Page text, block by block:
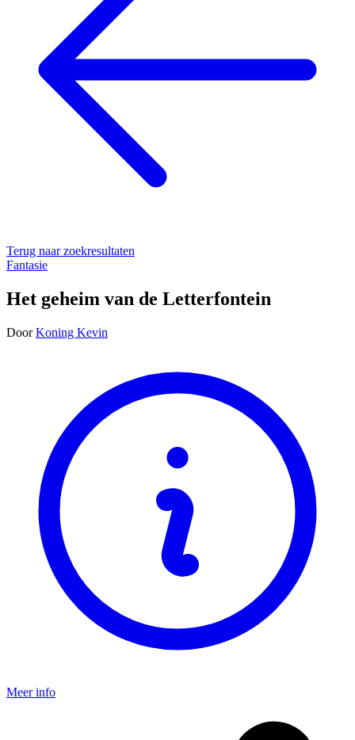
Terug naar zoekresultaten
Fantasie
Het geheim van de Letterfontein
Door Koning Kevin
Meer info